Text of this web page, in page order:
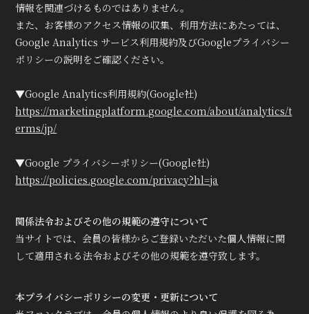
情報を関連づけるものではありません。
また、お客様のアクセス情報の収集、利用方法にあたっては、
Google Analytics サービス利用規約及びGoogleプライバシー
ポリシーの説明をご確認ください。
▼Google Analytics利用規約(Google社)
https://marketingplatform.google.com/about/analytics/t
erms/jp/
▼Google プライバシーポリシー(Google社)
https://policies.google.com/privacy?hl=ja
関係法令およびその他の規範の遵守について
当サイトでは、会員の皆様からご登録いただいた個人情報に関
して適用される法令およびその他の規範を遵守致します。
本プライバシーポリシーの変更・更新について